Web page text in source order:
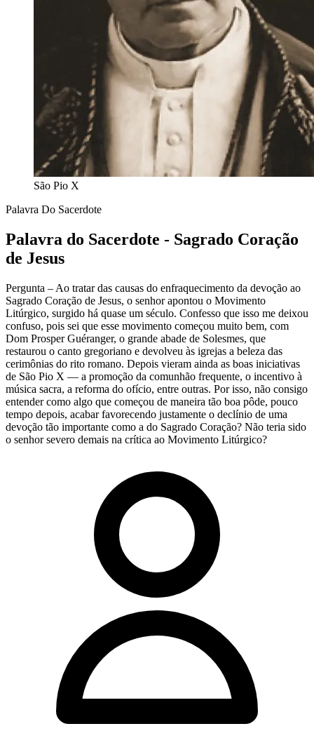
São Pio X
Palavra Do Sacerdote
Palavra do Sacerdote - Sagrado Coração
de Jesus
Pergunta – Ao tratar das causas do enfraquecimento da devoção ao
Sagrado Coração de Jesus, o senhor apontou o Movimento
Litúrgico, surgido há quase um século. Confesso que isso me deixou
confuso, pois sei que esse movimento começou muito bem, com
Dom Prosper Guéranger, o grande abade de Solesmes, que
restaurou o canto gregoriano e devolveu às igrejas a beleza das
cerimônias do rito romano. Depois vieram ainda as boas iniciativas
de São Pio X — a promoção da comunhão frequente, o incentivo à
música sacra, a reforma do ofício, entre outras. Por isso, não consigo
entender como algo que começou de maneira tão boa pôde, pouco
tempo depois, acabar favorecendo justamente o declínio de uma
devoção tão importante como a do Sagrado Coração? Não teria sido
o senhor severo demais na crítica ao Movimento Litúrgico?